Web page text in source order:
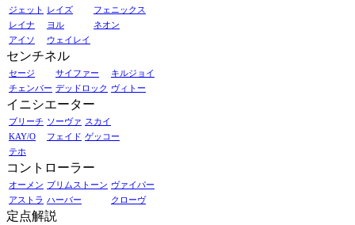
ジェット レイズ
フェニックス
レイナ
ヨル
ネオン
アイソ
ウェイレイ
センチネル
セージ サイファー
キルジョイ
チェンバー デッドロック ヴィトー
イニシエーター
ブリーチ ソーヴァ スカイ
KAY/O
フェイド ゲッコー
テホ
コントローラー
オーメン ブリムストーン ヴァイパー
アストラ ハーバー クローヴ
定点解説